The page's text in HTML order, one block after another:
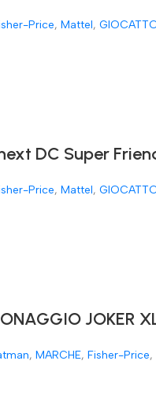
Price, Mattel,
DC Super
Price, Mattel,
JOKER
, MARCHE, Fisher-Price,